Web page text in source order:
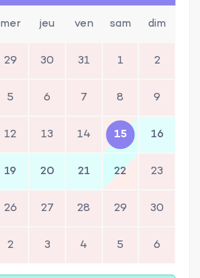
mer jeu ven sam dim
29 30 31 1 2
5 6 7 8 9
12 13 14 15 16
19 20 21 22 23
26 27 28 29 30
2 3 4 5 6